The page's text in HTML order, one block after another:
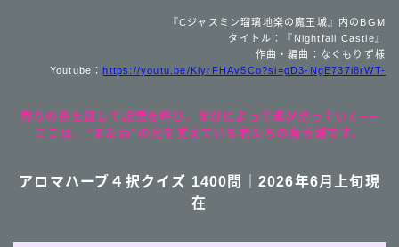
『Cジャスミン瑠璃地楽の魔王城』内のBGM
タイトル：『Nightfall Castle』
作曲・編曲：なぐもりず様
Youtube： https://youtu.be/KlyrFHAv5Co?si=gD3-NgE737i8rWT-
香りの色を通して記憶を呼び、学びによって魂が整っていく──
ここは、“またね”の光を覚えている者たちの魔導城です。
アロマハーブ４択クイズ 1400問｜2026年6月上旬現
在